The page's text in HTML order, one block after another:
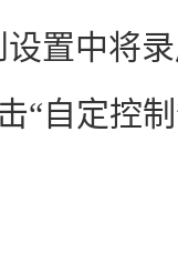
中将录
“自定控